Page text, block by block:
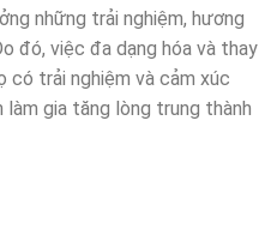
những trải nghiệm, hương
đó, việc đa dạng hóa và thay
có trải nghiệm và cảm xúc
gia tăng lòng trung thành